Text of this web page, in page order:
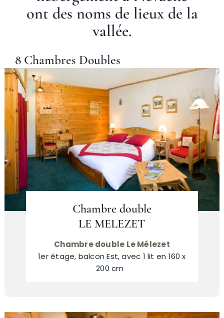
ont des noms de lieux de la
vallée.
8 Chambres Doubles
Chambre double
LE MELEZET
Chambre double Le Mélezet
1er étage, balcon Est, avec 1 lit en 160 x
200 cm